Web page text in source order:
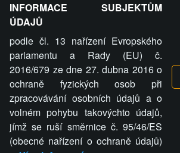
ZVRÁCENÝ.CZ - Svět není
ty lidi...
ZVRÁCENÝ.CZ
PRAVIDLA A PODMÍNKY GDPR
INFORMACE SUBJEKTŮM
ÚDAJŮ
podle čl. 13 nařízení Evropského
parlamentu a Rady (EU) č.
2016/679 ze dne 27. dubna 2016 o
ochraně fyzických osob při
zpracovávání osobních údajů a o
volném pohybu takovýchto údajů,
jímž se ruší směrnice č. 95/46/ES
(obecné nařízení o ochraně údajů)